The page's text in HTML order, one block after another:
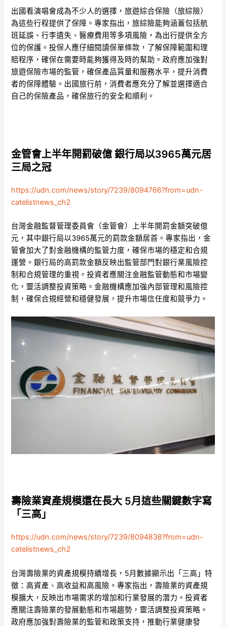
出國看演唱會成為不少人的選擇，旅遊綜合保險（旅綜險）
為這些行程提供了保障。專家指出，旅綜險能夠涵蓋包括航
班延誤、行李遺失、醫療費用等多項風險，為出行提供全方
位的保護。投保人應仔細閱讀保單條款，了解保障範圍和理
賠程序，確保在需要時能夠獲得及時的幫助。政府應加強對
旅遊保險市場的監管，確保產品質量和服務水平，提升消費
者的保障體驗。出國旅行前，消費者應充分了解並選擇適合
自己的保險產品，確保旅行的安全和順利。
金管會上半年開罰破億 銀行局以3965萬元居
三局之冠
https://udn.com/news/story/7239/8094766?from=udn-
catelistnews_ch2
台灣金融監督管理委員會（金管會）上半年開罰金額突破億
元，其中銀行局以3965萬元的罰款金額居首。專家指出，金
管會加大了對金融機構的監管力度，確保市場的穩定和合規
運營。銀行局的高罰款金額反映出監管部門對銀行業風險控
制和合規管理的重視。投資者應關注金融監管動態和市場變
化，靈活調整投資策略。金融機構應加強內部管理和風險控
制，確保合規經營和穩健發展，提升市場信任度和競爭力。
壽險業資產規模還在長大 5月這些關鍵數字寫
「三高」
https://udn.com/news/story/7239/8094838?from=udn-
catelistnews_ch2
台灣壽險業的資產規模持續增長，5月數據顯示出「三高」特
徵：高資產、高收益和高風險。專家指出，壽險業的資產規
模擴大，反映出市場需求的增加和行業發展的潛力。投資者
應關注壽險業的發展動態和市場趨勢，靈活調整投資策略。
政府應加強對壽險業的監管和政策支持，推動行業健康發